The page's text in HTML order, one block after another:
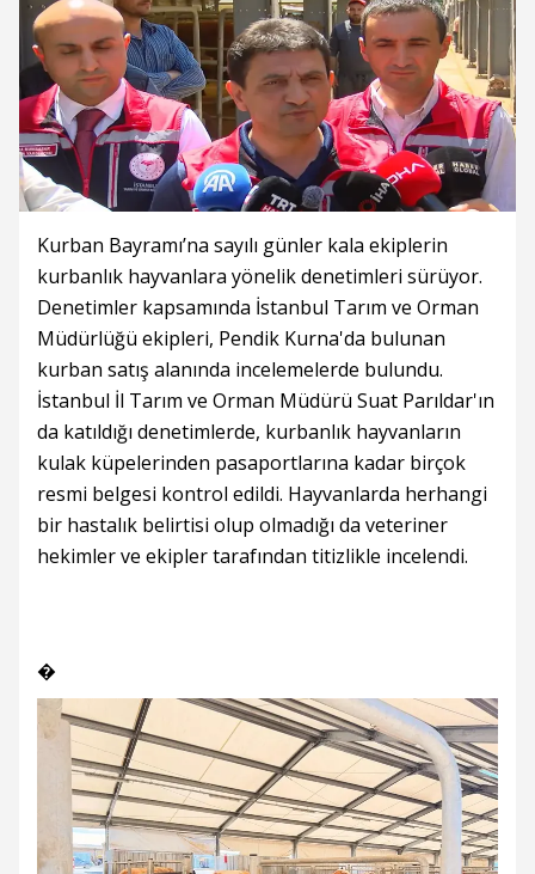
Kurban Bayramı’na sayılı günler kala ekiplerin
kurbanlık hayvanlara yönelik denetimleri sürüyor.
Denetimler kapsamında İstanbul Tarım ve Orman
Müdürlüğü ekipleri, Pendik Kurna'da bulunan
kurban satış alanında incelemelerde bulundu.
İstanbul İl Tarım ve Orman Müdürü Suat Parıldar'ın
da katıldığı denetimlerde, kurbanlık hayvanların
kulak küpelerinden pasaportlarına kadar birçok
resmi belgesi kontrol edildi. Hayvanlarda herhangi
bir hastalık belirtisi olup olmadığı da veteriner
hekimler ve ekipler tarafından titizlikle incelendi.
�